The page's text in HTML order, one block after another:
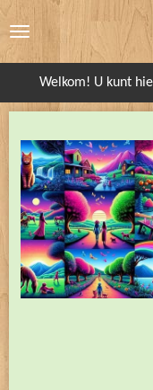
direct
Welkom! U kunt